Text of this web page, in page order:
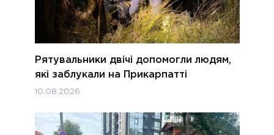
Рятувальники двічі допомогли людям,
які заблукали на Прикарпатті
10.08.2026